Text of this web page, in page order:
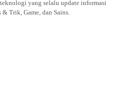
yang selalu update informasi
Trik, Game, dan Sains.